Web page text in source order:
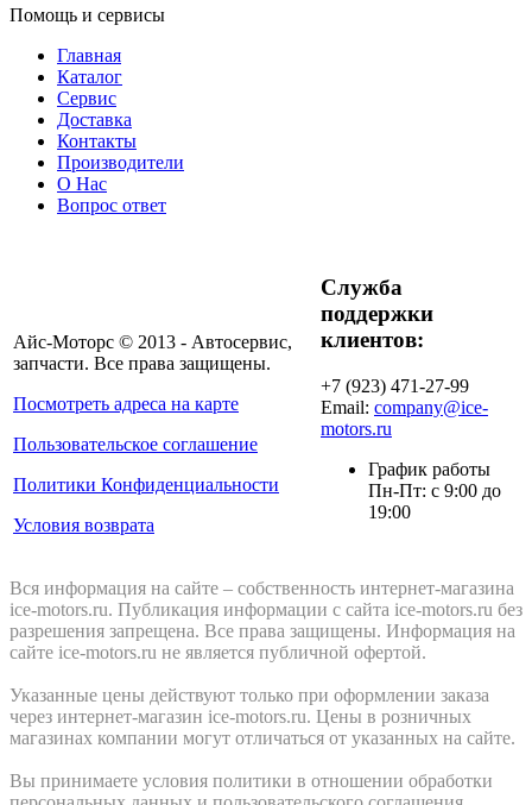
Помощь и сервисы
Главная
Каталог
Сервис
Доставка
Контакты
Производители
О Нас
Вопрос ответ
Айс-Моторс © 2013 - Автосервис,
запчасти. Все права защищены.
Посмотреть адреса на карте
Пользовательское соглашение
Политики Конфиденциальности
Условия возврата
Служба
поддержки
клиентов:
+7 (923) 471-27-99
Email: company@ice-
motors.ru
График работы
Пн-Пт: с 9:00 до
19:00
Вся информация на сайте – собственность интернет-магазина
ice-motors.ru. Публикация информации с сайта ice-motors.ru без
разрешения запрещена. Все права защищены. Информация на
сайте ice-motors.ru не является публичной офертой.
Указанные цены действуют только при оформлении заказа
через интернет-магазин ice-motors.ru. Цены в розничных
магазинах компании могут отличаться от указанных на сайте.
Вы принимаете условия политики в отношении обработки